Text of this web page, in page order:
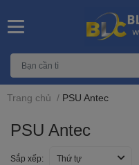
Trang chủ / PSU Antec
PSU Antec
Sắp xếp: Thứ tự